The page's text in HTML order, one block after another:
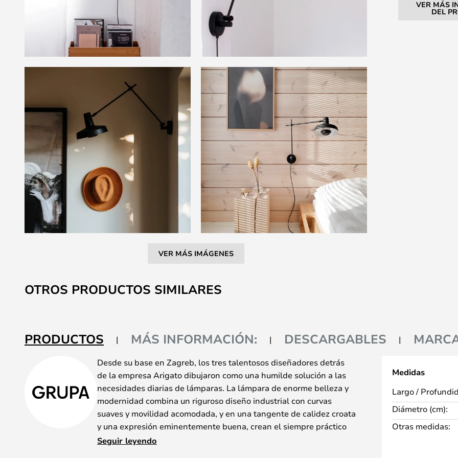
VER MÁS IMÁGENES
al
comienzo
galería
de
VER MÁS
DEL
OTROS PRODUCTOS SIMILARES
PRODUCTOS MÁS INFORMACIÓN: DESCARGABLES
Desde su base en Zagreb, los tres talentosos diseñadores detrás
de la empresa Arigato dibujaron como una humilde solución a las
necesidades diarias de lámparas. La lámpara de enorme belleza y
modernidad combina un riguroso diseño industrial con curvas
suaves y movilidad acomodada, y en una tangente de calidez croata
y una expresión eminentemente buena, crean el siempre práctico
Arigato.
Seguir leyendo
Medidas
Largo /
Diámetro (cm):
Otras medidas: